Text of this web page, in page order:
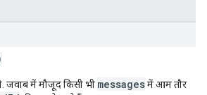
जवाब में मौजूद किसी भी messagesमें आम तौर